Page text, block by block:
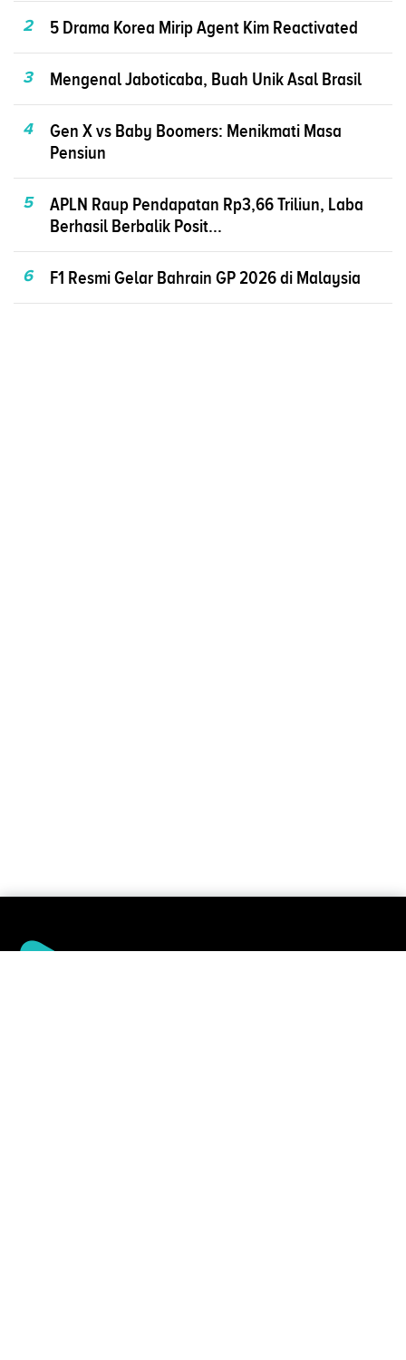
2 5 Drama Korea Mirip Agent Kim Reactivated
3 Mengenal Jaboticaba, Buah Unik Asal Brasil
4
Gen X vs Baby Boomers: Menikmati Masa
Pensiun
5
APLN Raup Pendapatan Rp3,66 Triliun, Laba
Berhasil Berbalik Posit...
6 F1 Resmi Gelar Bahrain GP 2026 di Malaysia